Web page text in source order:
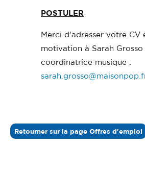
POSTULER
Merci d’adresser votre
motivation à Sarah Grosso
coordinatrice musique :
Retourner sur la page Offres d'emploi